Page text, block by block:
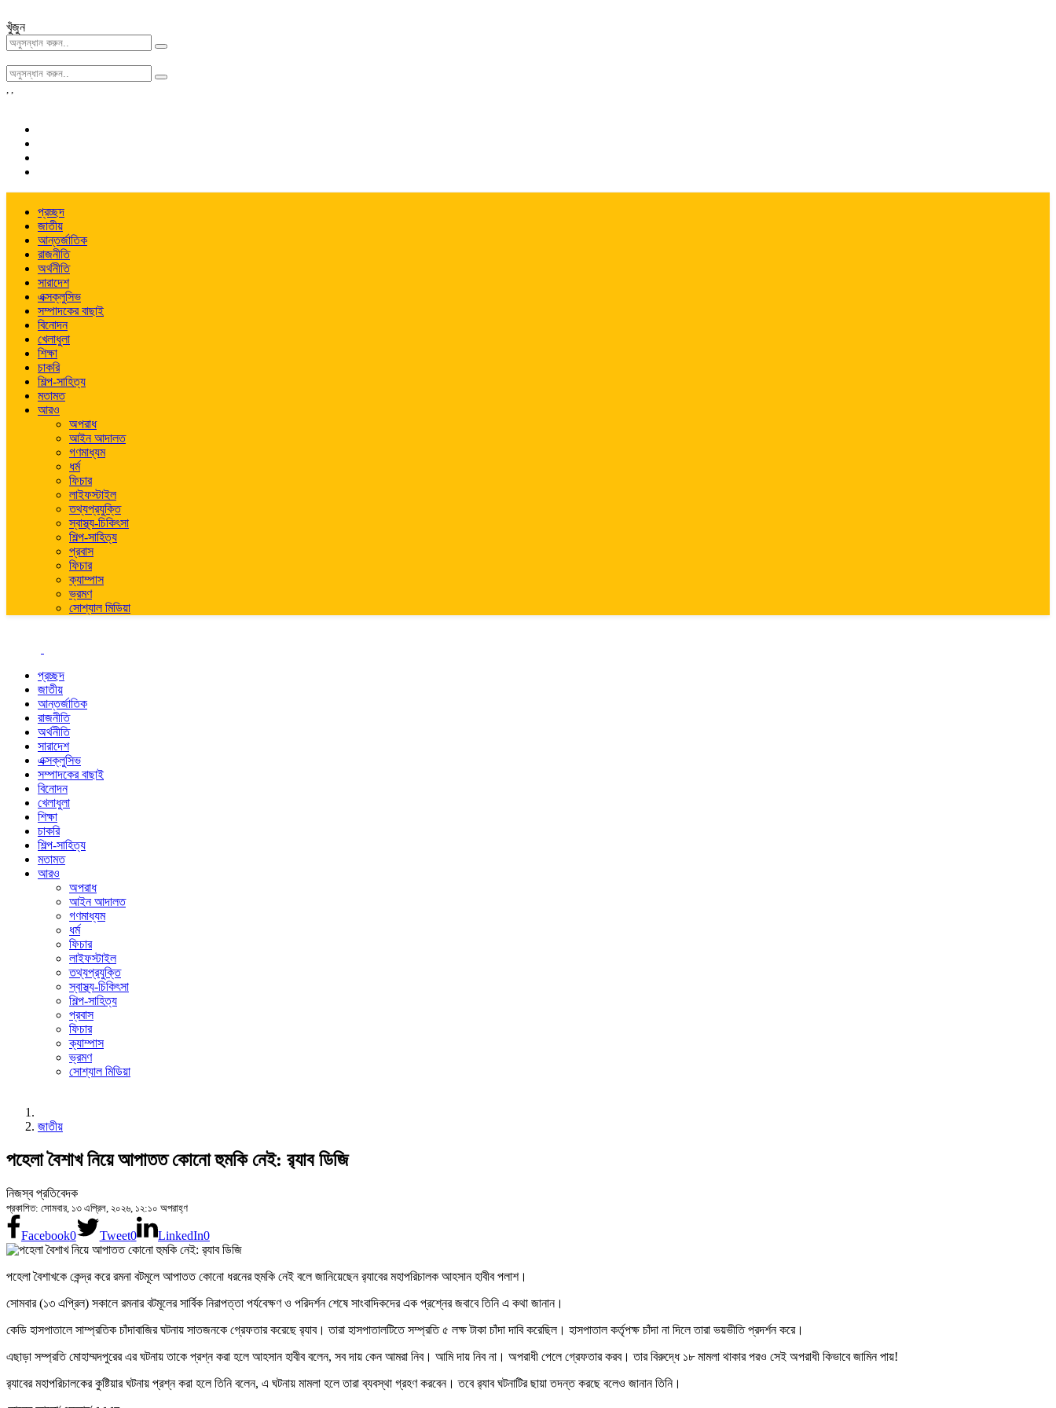
খুঁজুন
, ,
প্রচ্ছদ
জাতীয়
আন্তর্জাতিক
রাজনীতি
অর্থনীতি
সারাদেশ
এক্সক্লুসিভ
সম্পাদকের বাছাই
বিনোদন
খেলাধুলা
শিক্ষা
চাকরি
শিল্প-সাহিত্য
মতামত
আরও
অপরাধ
আইন আদালত
গণমাধ্যম
ধর্ম
ফিচার
লাইফস্টাইল
তথ্যপ্রযুক্তি
স্বাস্থ্য-চিকিৎসা
শিল্প-সাহিত্য
প্রবাস
ফিচার
ক্যাম্পাস
ভ্রমণ
সোশ্যাল মিডিয়া
প্রচ্ছদ
জাতীয়
আন্তর্জাতিক
রাজনীতি
অর্থনীতি
সারাদেশ
এক্সক্লুসিভ
সম্পাদকের বাছাই
বিনোদন
খেলাধুলা
শিক্ষা
চাকরি
শিল্প-সাহিত্য
মতামত
আরও
অপরাধ
আইন আদালত
গণমাধ্যম
ধর্ম
ফিচার
লাইফস্টাইল
তথ্যপ্রযুক্তি
স্বাস্থ্য-চিকিৎসা
শিল্প-সাহিত্য
প্রবাস
ফিচার
ক্যাম্পাস
ভ্রমণ
সোশ্যাল মিডিয়া
জাতীয়
পহেলা বৈশাখ নিয়ে আপাতত কোনো হুমকি নেই: র‌্যাব ডিজি
নিজস্ব প্রতিবেদক
প্রকাশিত: সোমবার, ১৩ এপ্রিল, ২০২৬, ১২:১০ অপরাহ্ণ
Facebook0 Tweet0 LinkedIn0
পহেলা বৈশাখকে কেন্দ্র করে রমনা বটমূলে আপাতত কোনো ধরনের হুমকি নেই বলে জানিয়েছেন র‌্যাবের মহাপরিচালক আহসান হাবীব পলাশ।
সোমবার (১৩ এপ্রিল) সকালে রমনার বটমূলের সার্বিক নিরাপত্তা পর্যবেক্ষণ ও পরিদর্শন শেষে সাংবাদিকদের এক প্রশ্নের জবাবে তিনি এ কথা জানান।
কেডি হাসপাতালে সাম্প্রতিক চাঁদাবাজির ঘটনায় সাতজনকে গ্রেফতার করেছে র‌্যাব। তারা হাসপাতালটিতে সম্প্রতি ৫ লক্ষ টাকা চাঁদা দাবি করেছিল। হাসপাতাল কর্তৃপক্ষ চাঁদা না দিলে তারা ভয়ভীতি প্রদর্শন করে।
এছাড়া সম্প্রতি মোহাম্মদপুরের এর ঘটনায় তাকে প্রশ্ন করা হলে আহসান হাবীব বলেন, সব দায় কেন আমরা নিব। আমি দায় নিব না। অপরাধী পেলে গ্রেফতার করব। তার বিরুদ্ধে ১৮ মামলা থাকার পরও সেই অপরাধী কিভাবে জামিন পায়!
র‌্যাবের মহাপরিচালকের কুষ্টিয়ার ঘটনায় প্রশ্ন করা হলে তিনি বলেন, এ ঘটনায় মামলা হলে তারা ব্যবস্থা গ্রহণ করবেন। তবে র‌্যাব ঘটনাটির ছায়া তদন্ত করছে বলেও জানান তিনি।